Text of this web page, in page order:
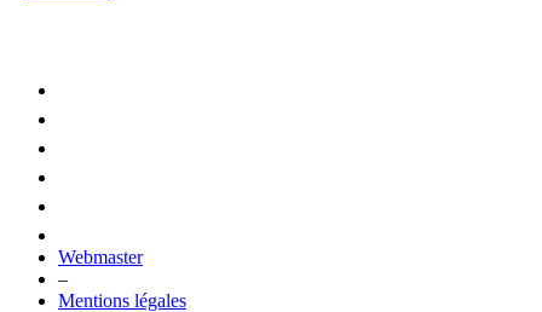
Webmaster
–
Mentions légales